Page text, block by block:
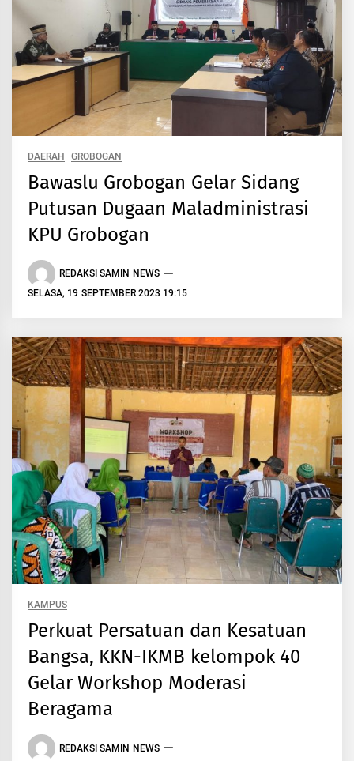
DAERAH GROBOGAN
Bawaslu Grobogan Gelar Sidang
Putusan Dugaan Maladministrasi
KPU Grobogan
REDAKSI SAMIN NEWS
SELASA, 19 SEPTEMBER 2023 19:15
KAMPUS
Perkuat Persatuan dan Kesatuan
Bangsa, KKN-IKMB kelompok 40
Gelar Workshop Moderasi
Beragama
REDAKSI SAMIN NEWS